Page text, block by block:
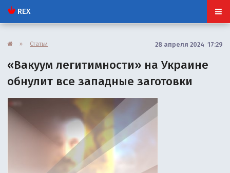
REX
» Статьи 28 апреля 2024 17:29
«Вакуум легитимности» на Украине
обнулит все западные заготовки